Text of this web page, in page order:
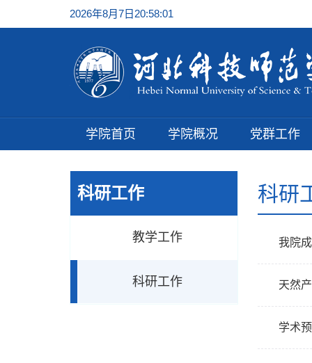
2026年8月7日20:58:01
学院首页 学院概况 党群工作
科研工作
教学工作
科研工作
科研
我院
天然
学术